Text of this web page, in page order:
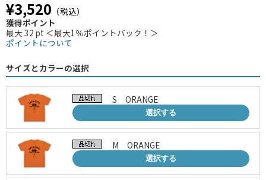
¥3,520 （税込）
獲得ポイント
最大 32 pt ＜最大1％ポイントバック！＞
ポイントについて
サイズとカラーの選択
S ORANGE
選択する
M ORANGE
選択する